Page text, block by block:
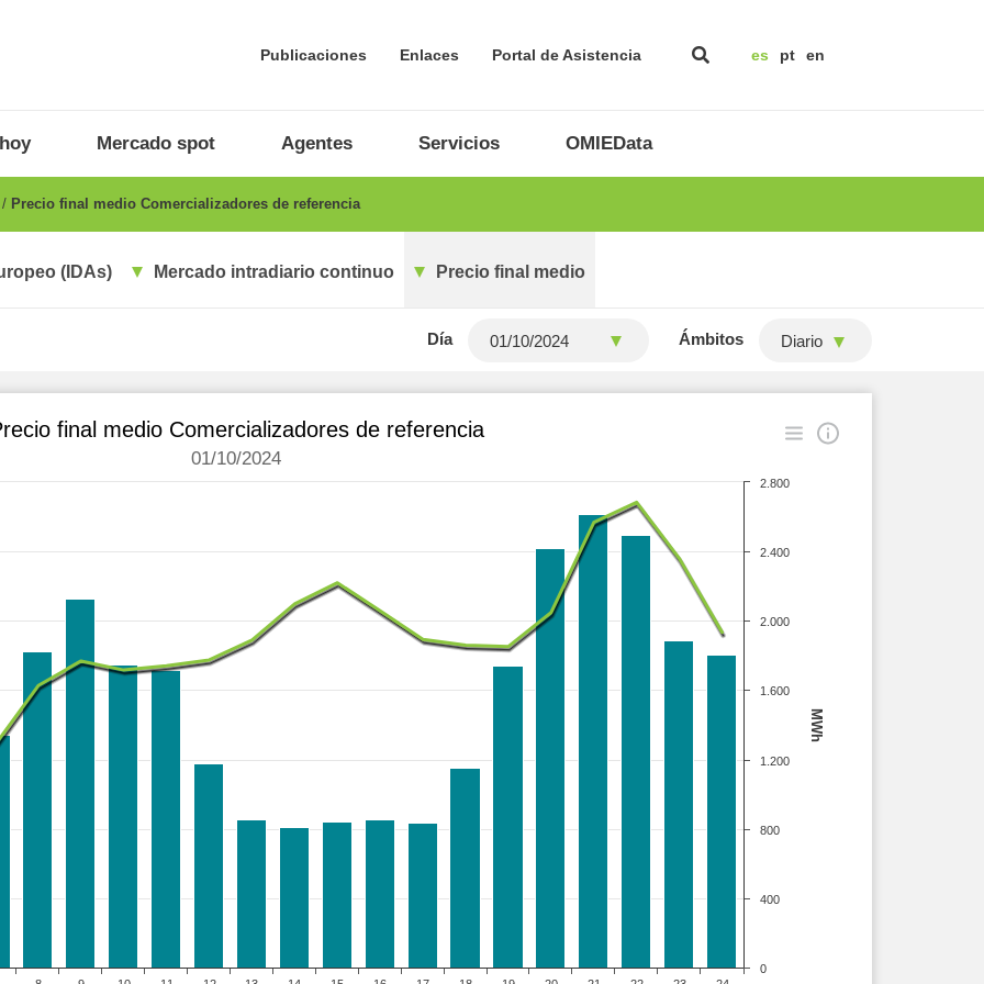
Publicaciones Enlaces Portal de Asistencia es pt en
Mercado spot Agentes Servicios OMIEData
Precio final medio Comercializadores de referencia
(IDAs) Mercado intradiario continuo Precio final medio
Día Ámbitos Diario
MWh
final medio Comercializadores de referencia
01/10/2024
0
400
800
1.200
1.600
2.000
2.400
2.800